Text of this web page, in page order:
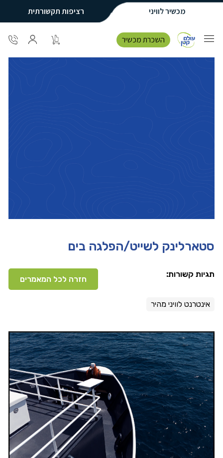
מכשיר לוויני רציפות תקשורתית
השכרת מכשיר
סטארלינק לשייט/הפלגה בים
תגיות קשורות:
חזרה לכל המאמרים
אינטרנט לוויני מהיר